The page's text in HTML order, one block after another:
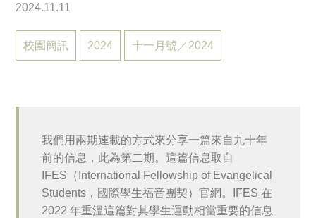
2024.11.11
校園簡訊 2024 十一月號／2024
我們用兩期連載的方式來分享一篇來自九十年
前的信息，此為第二期。這篇信息取自
IFES（International Fellowship of Evangelical
Students，國際學生福音團契）官網。IFES 在
2022 年重溫這篇對其學生運動相當重要的信息